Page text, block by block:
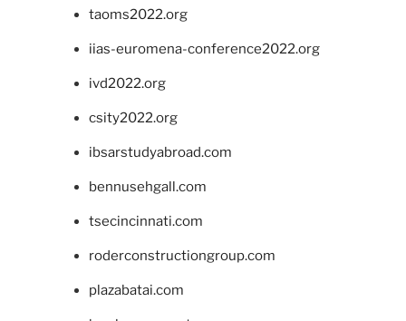
taoms2022.org
iias-euromena-conference2022.org
ivd2022.org
csity2022.org
ibsarstudyabroad.com
bennusehgall.com
tsecincinnati.com
roderconstructiongroup.com
plazabatai.com